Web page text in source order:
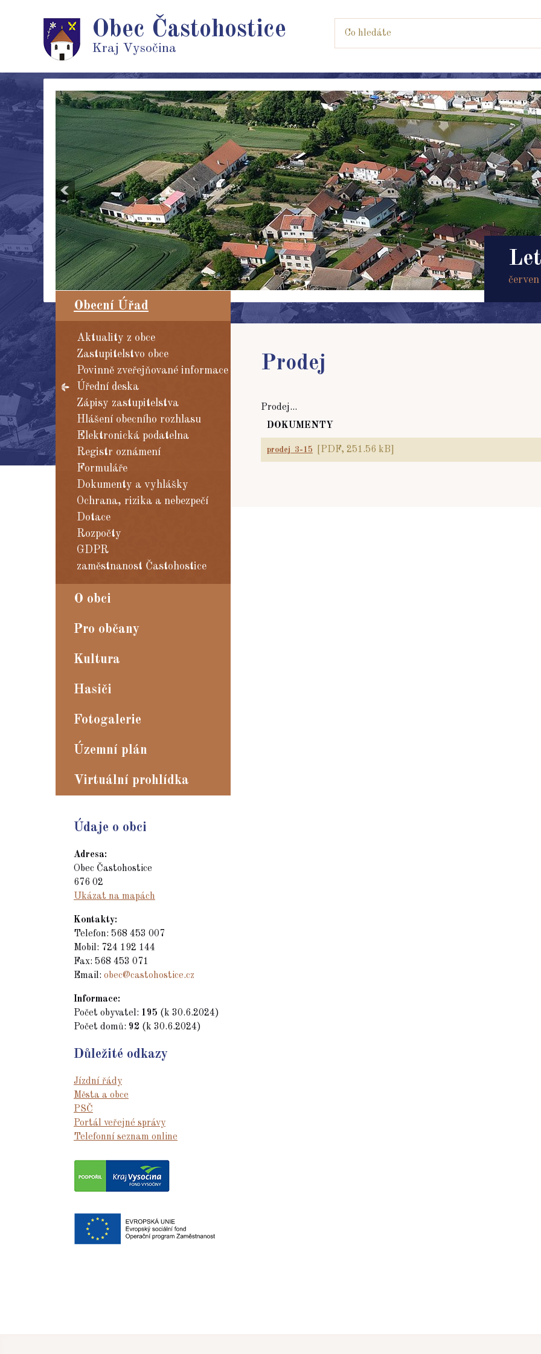
Obec Častohostice
Kraj Vysočina
Obecní Úřad
Aktuality z obce
Zastupitelstvo obce
Povinně zveřejňované informace
Úřední deska
Zápisy zastupitelstva
Hlášení obecního rozhlasu
Elektronická podatelna
Registr oznámení
Formuláře
Dokumenty a vyhlášky
Ochrana, rizika a nebezpečí
Dotace
Rozpočty
GDPR
zaměstnanost Častohostice
O obci
Pro občany
Kultura
Hasiči
Fotogalerie
Územní plán
Virtuální prohlídka
Údaje o obci
Adresa:
Obec Častohostice
676 02
Ukázat na mapách
Kontakty:
Telefon: 568 453 007
Mobil: 724 192 144
Fax: 568 453 071
Email: obec@castohostice.cz
Informace:
Počet obyvatel: 195 (k 30.6.2024)
Počet domů: 92 (k 30.6.2024)
Důležité odkazy
Jízdní řády
Města a obce
PSČ
Portál veřejné správy
Telefonní seznam online
Prodej
Prodej...
DOKUMENTY
prodej_3-15 [PDF, 251.56 kB]